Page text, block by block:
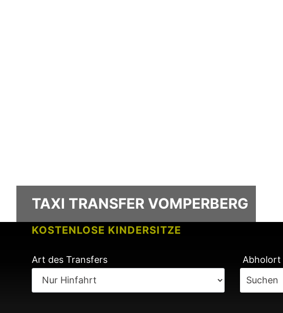
KOSTENLOSE KINDERSITZE
KEINE GEBÜHREN BEI FLUGVERSPÄTUNG
TAXI TRANSFER VOMPERBERG
Art des Transfers
Abholort
Suchen